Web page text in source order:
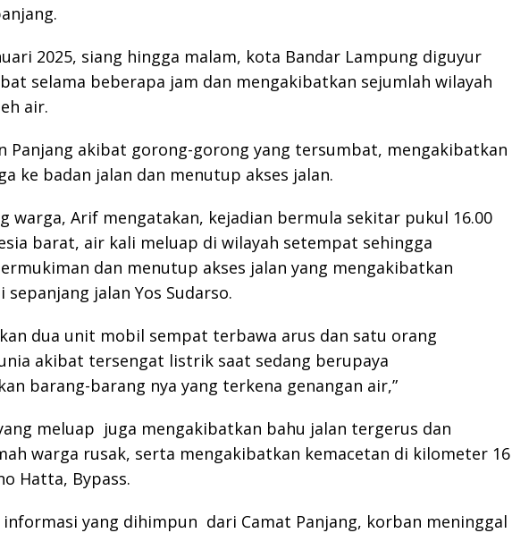
2025, siang hingga malam, kota Bandar Lampung diguyur
selama beberapa jam dan mengakibatkan sejumlah wilayah
air.
Panjang akibat gorong-gorong yang tersumbat, mengakibatkan
ke badan jalan dan menutup akses jalan.
warga, Arif mengatakan, kejadian bermula sekitar pukul 16.00
barat, air kali meluap di wilayah setempat sehingga
dan menutup akses jalan yang mengakibatkan
sepanjang jalan Yos Sudarso.
dua unit mobil sempat terbawa arus dan satu orang
akibat tersengat listrik saat sedang berupaya
barang-barang nya yang terkena genangan air,”
meluap juga mengakibatkan bahu jalan tergerus dan
warga rusak, serta mengakibatkan kemacetan di kilometer 16
Hatta, Bypass.
informasi yang dihimpun dari Camat Panjang, korban meninggal